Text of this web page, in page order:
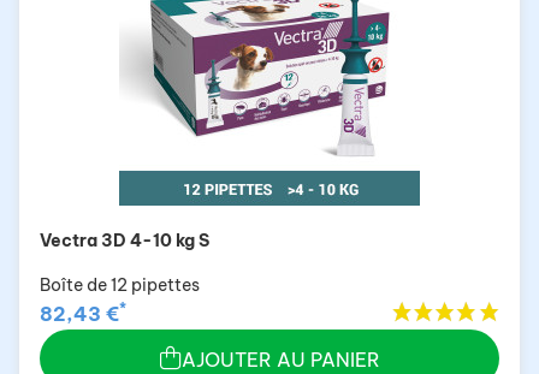
Vectra 3D 4-10 kg S
Boîte de 12 pipettes
82,43 €*
AJOUTER AU PANIER